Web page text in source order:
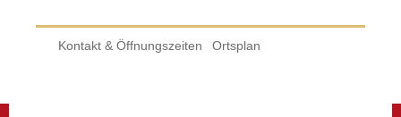
Kontakt & Öffnungszeiten Ortsplan